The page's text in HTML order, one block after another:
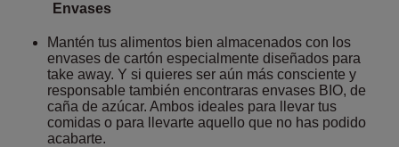
Envases
Mantén tus alimentos bien almacenados con los
envases de cartón especialmente diseñados para
take away. Y si quieres ser aún más consciente y
responsable también encontraras envases BIO, de
caña de azúcar. Ambos ideales para llevar tus
comidas o para llevarte aquello que no has podido
acabarte.